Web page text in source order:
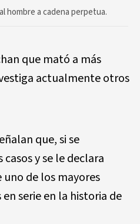
hombre a cadena perpetua.
que mató a más
actualmente otros
que, si se
y se le declara
de los mayores
serie en la historia de